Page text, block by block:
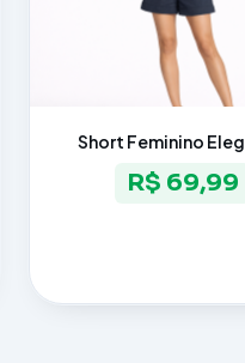
Short Feminino
R$ 69,99